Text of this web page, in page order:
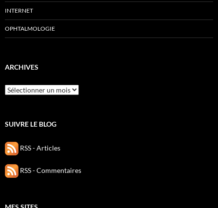
INTERNET
OPHTALMOLOGIE
ARCHIVES
Archives
SUIVRE LE BLOG
RSS - Articles
RSS - Commentaires